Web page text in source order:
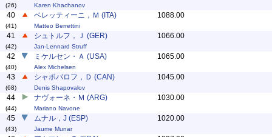
(26) Karen Khachanov
40
(41)
ベレッティーニ，Ｍ (ITA)
Matteo Berrettini
1088.00
41
(42)
シュトルフ，Ｊ (GER)
Jan-Lennard Struff
1066.00
42
(40)
ミケルセン・Ａ (USA)
Alex Michelsen
1065.00
43
(68)
シャポバロフ，Ｄ (CAN)
Denis Shapovalov
1045.00
44
(44)
ナヴォーネ・Ｍ (ARG)
Mariano Navone
1030.00
45
(43)
ムナル，J (ESP)
Jaume Munar
1020.00